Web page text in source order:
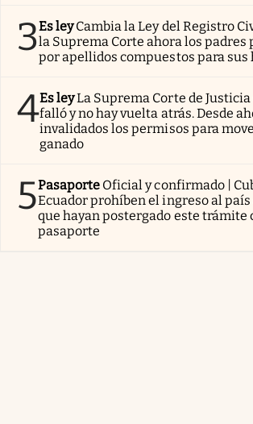
3Es ley Cambia la Ley del Registro
la Suprema Corte ahora los padres
por apellidos compuestos para sus
4Es leyLa Suprema Corte de
falló y no hay vuelta atrás. Desde
invalidados los permisos para
ganado
5Pasaporte Oficial y confirmado |
Ecuador prohíben el ingreso al país
que hayan postergado este trámite
pasaporte